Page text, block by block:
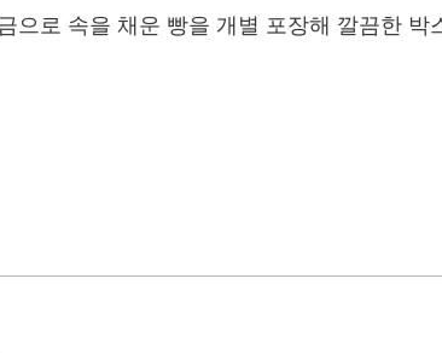
으로 속을 채운 빵을 개별 포장해 깔끔한 박